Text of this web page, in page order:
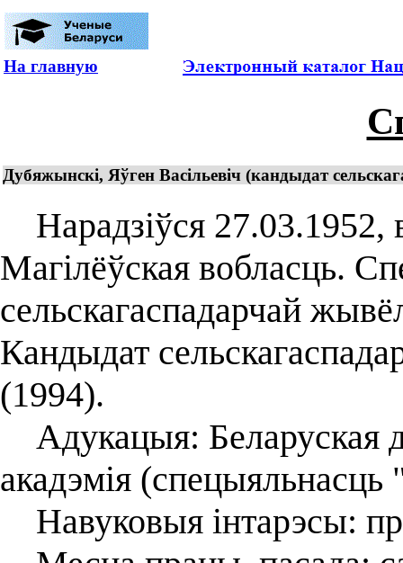
На главную
Дубяжынскі, Яўген Васільевіч (кандыдат
Нарадзіўся 27.03.1952,
Магілёўская вобласць.
сельскагаспадарчай
Кандыдат
(1994).
Адукацыя: Беларуская
акадэмія (спецыяльнасць
Навуковыя інтарэсы: